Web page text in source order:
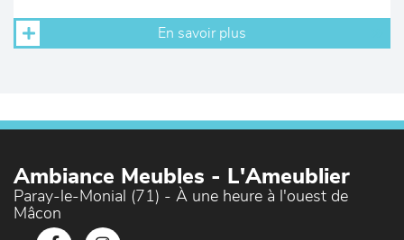
En savoir plus
Ambiance Meubles - L'Ameublier
Paray-le-Monial (71) - À une heure à l'ouest de
Mâcon